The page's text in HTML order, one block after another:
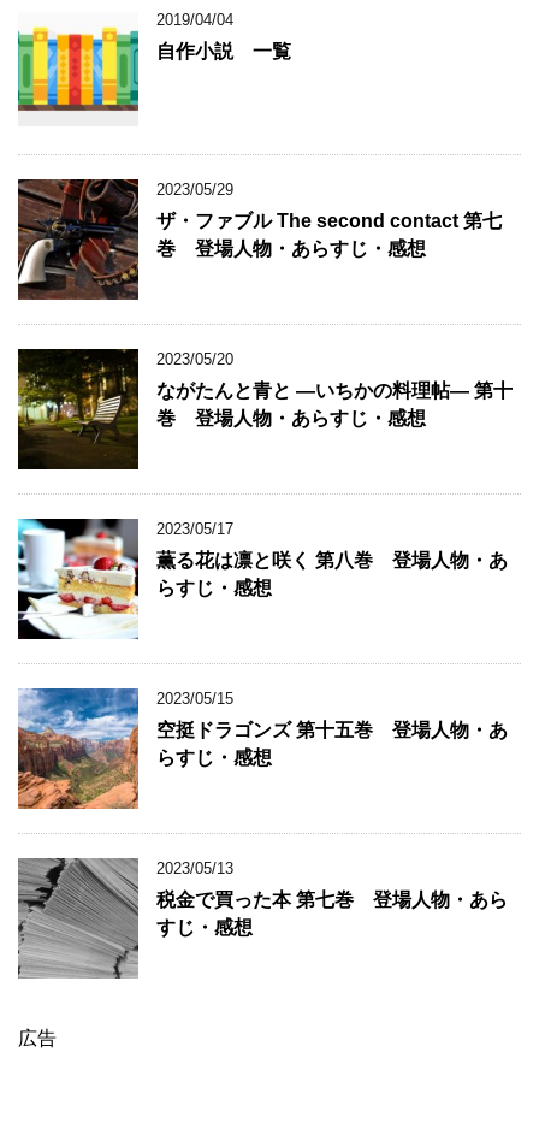
2019/04/04
自作小説 一覧
2023/05/29
ザ・ファブル The second contact 第七
巻 登場人物・あらすじ・感想
2023/05/20
ながたんと青と ―いちかの料理帖― 第十
巻 登場人物・あらすじ・感想
2023/05/17
薫る花は凛と咲く 第八巻 登場人物・あ
らすじ・感想
2023/05/15
空挺ドラゴンズ 第十五巻 登場人物・あ
らすじ・感想
2023/05/13
税金で買った本 第七巻 登場人物・あら
すじ・感想
広告